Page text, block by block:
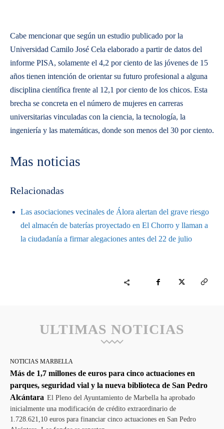
Cabe mencionar que según un estudio publicado por la
Universidad Camilo José Cela elaborado a partir de datos del
informe PISA, solamente el 4,2 por ciento de las jóvenes de 15
años tienen intención de orientar su futuro profesional a alguna
disciplina científica frente al 12,1 por ciento de los chicos. Esta
brecha se concreta en el número de mujeres en carreras
universitarias vinculadas con la ciencia, la tecnología, la
ingeniería y las matemáticas, donde son menos del 30 por ciento.
Mas noticias
Relacionadas
Las asociaciones vecinales de Álora alertan del grave riesgo
del almacén de baterías proyectado en El Chorro y llaman a
la ciudadanía a firmar alegaciones antes del 22 de julio
ULTIMAS NOTICIAS
NOTICIAS MARBELLA
Más de 1,7 millones de euros para cinco actuaciones en
parques, seguridad vial y la nueva biblioteca de San Pedro
Alcántara El Pleno del Ayuntamiento de Marbella ha aprobado
inicialmente una modificación de crédito extraordinario de
1.728.621,10 euros para financiar cinco actuaciones en San Pedro